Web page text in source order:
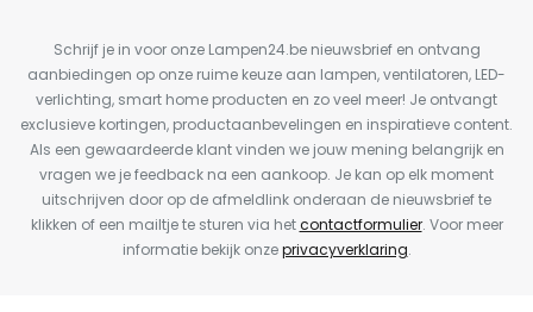
Schrijf je in voor onze Lampen24.be nieuwsbrief en ontvang
aanbiedingen op onze ruime keuze aan lampen, ventilatoren, LED-
verlichting, smart home producten en zo veel meer! Je ontvangt
exclusieve kortingen, productaanbevelingen en inspiratieve content.
Als een gewaardeerde klant vinden we jouw mening belangrijk en
vragen we je feedback na een aankoop. Je kan op elk moment
uitschrijven door op de afmeldlink onderaan de nieuwsbrief te
klikken of een mailtje te sturen via hetcontactformulier. Voor meer
informatie bekijk onzeprivacyverklaring.